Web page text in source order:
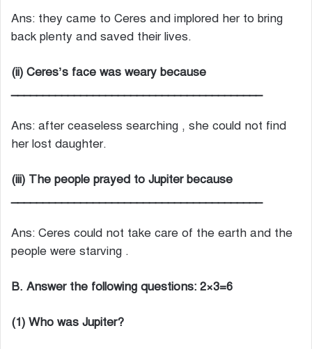
Ans: they came to Ceres and implored her to bring
back plenty and saved their lives.
(ii) Ceres’s face was weary because
Ans: after ceaseless searching , she could not find
her lost daughter.
(iii) The people prayed to Jupiter because
Ans: Ceres could not take care of the earth and the
people were starving .
B. Answer the following questions: 2×3=6
(1) Who was Jupiter?